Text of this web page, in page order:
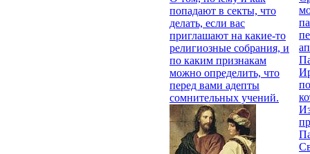
попадают в секты, что
делать, если вас
приглашают на какие-то
религиозные собрания, и
по каким признакам
можно определить, что
перед вами адепты
сомнительных учений.